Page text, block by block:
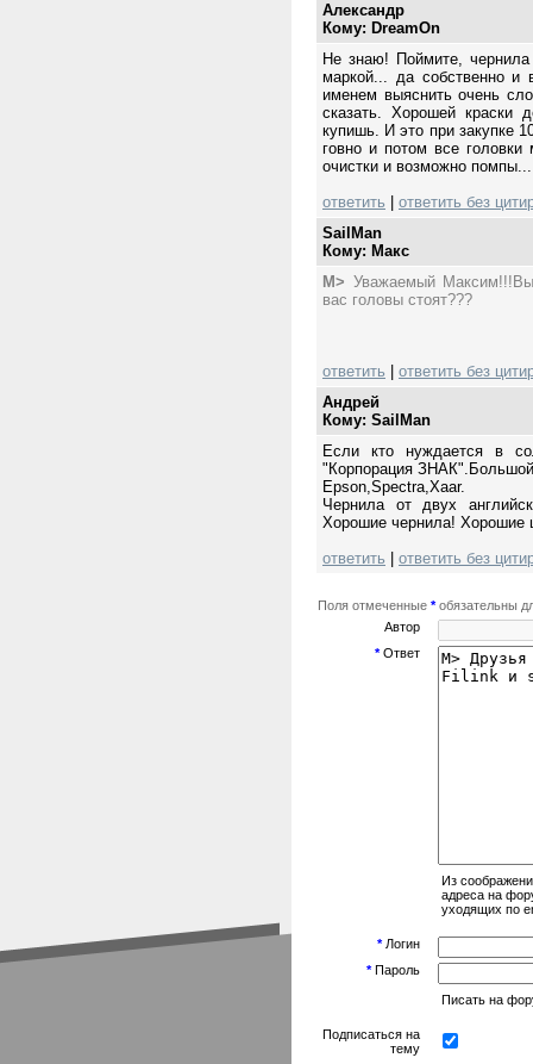
Александр
Кому: DreamOn
Не знаю! Поймите,
маркой... да собственно и
именем выяснить очень
сказать. Хорошей краски
купишь. И это при закупке
говно и потом все
очистки и возможно помпы...
ответить
ответить без
SailMan
Кому: Mакс
M> Уважаемый Максим!!!Вы
вас головы стоят???
ответить
ответить без
Андрей
Кому: SailMan
Если кто нуждается в
"Корпорация
Epson,Spectra,Xaar.
Чернила от двух
Хорошие чернила! Хорошие
ответить
ответить без
Поля отмеченные *обязательны
Автор
*Ответ
Из
адреса на
уходящих по
*Логин
*Пароль
Писать на
Подписаться на
тему